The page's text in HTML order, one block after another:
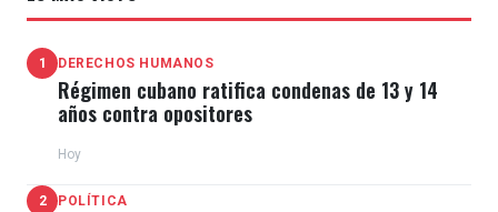
1 DERECHOS HUMANOS
Régimen cubano ratifica condenas de 13 y 14
años contra opositores
Hoy
2 POLÍTICA